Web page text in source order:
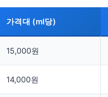
가격대 (ml당)
15,000원
14,000원